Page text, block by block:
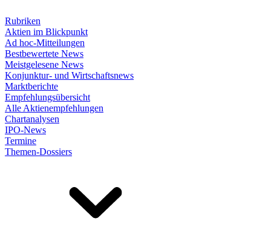
Rubriken
Aktien im Blickpunkt
Ad hoc-Mitteilungen
Bestbewertete News
Meistgelesene News
Konjunktur- und Wirtschaftsnews
Marktberichte
Empfehlungsübersicht
Alle Aktienempfehlungen
Chartanalysen
IPO-News
Termine
Themen-Dossiers